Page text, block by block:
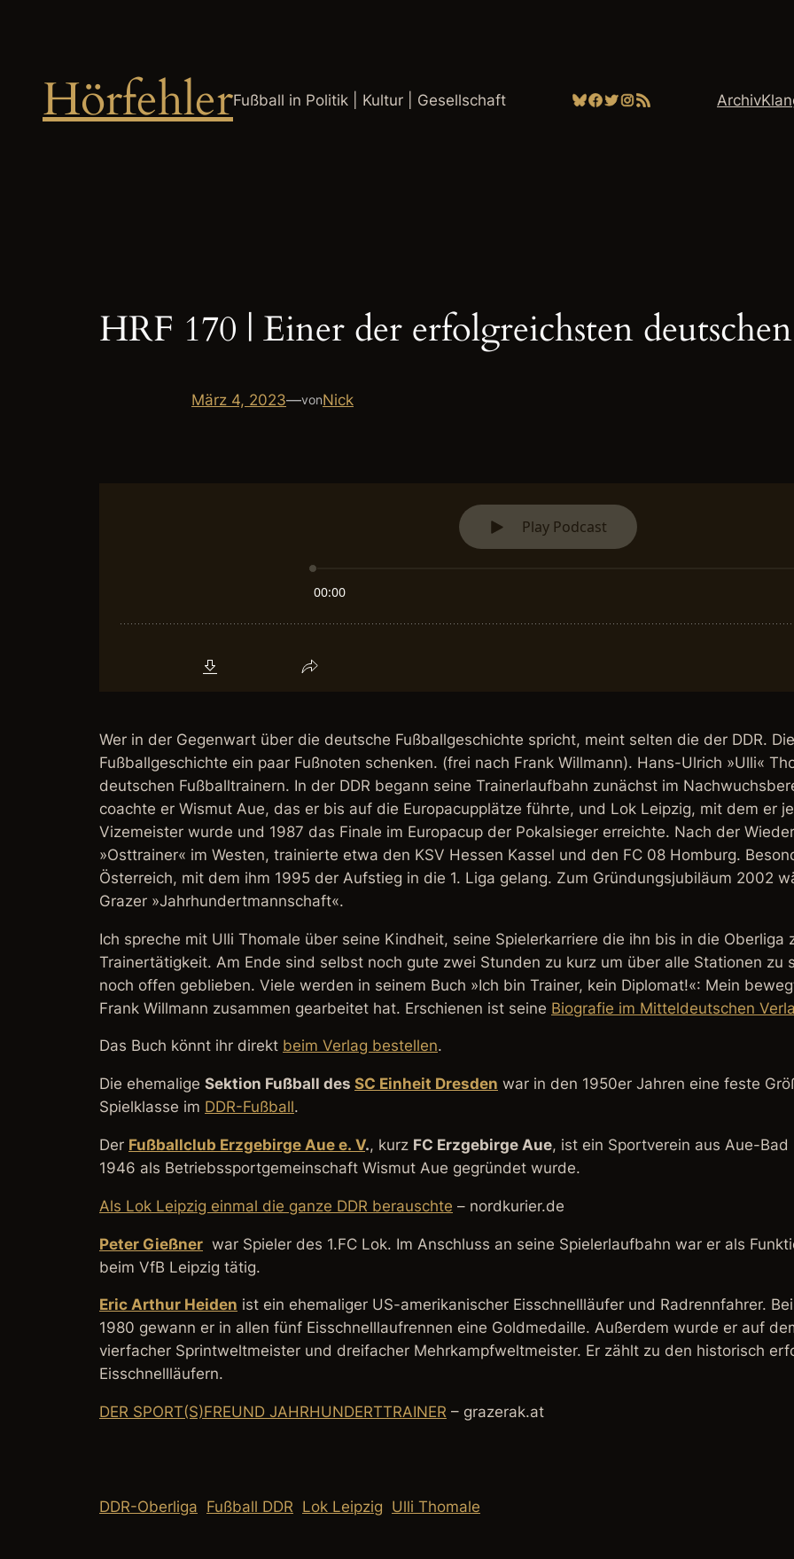
HörfehlerFußball in Politik | Kultur | Gesellschaft Bluesky
Facebook
Twitter
Instagram
RSS-Feed Archiv
HRF 170 | Einer der erfolgreichsten
März 4, 2023—vonNick
Wer in der Gegenwart über die deutsche Fußballgeschichte spricht, meint selten die der DDR.
Fußballgeschichte ein paar Fußnoten schenken. (frei nach Frank Willmann). Hans-Ulrich »Ulli«
deutschen Fußballtrainern. In der DDR begann seine Trainerlaufbahn zunächst im
coachte er Wismut Aue, das er bis auf die Europacupplätze führte, und Lok Leipzig, mit dem er
Vizemeister wurde und 1987 das Finale im Europacup der Pokalsieger erreichte. Nach der
»Osttrainer« im Westen, trainierte etwa den KSV Hessen Kassel und den FC 08 Homburg.
Österreich, mit dem ihm 1995 der Aufstieg in die 1. Liga gelang. Zum Gründungsjubiläum 2002
Grazer »Jahrhundertmannschaft«.
Ich spreche mit Ulli Thomale über seine Kindheit, seine Spielerkarriere die ihn bis in die
Trainertätigkeit. Am Ende sind selbst noch gute zwei Stunden zu kurz um über alle Stationen zu
noch offen geblieben. Viele werden in seinem Buch »Ich bin Trainer, kein Diplomat!«: Mein
Frank Willmann zusammen gearbeitet hat. Erschienen ist seine Biografie im Mitteldeutschen
Das Buch könnt ihr direkt beim Verlag bestellen.
Die ehemalige Sektion Fußball des SC Einheit Dresden war in den 1950er Jahren eine feste
Spielklasse im DDR-Fußball.
Der Fußballclub Erzgebirge Aue e. V., kurz FC Erzgebirge Aue, ist ein Sportverein aus Aue-
1946 als Betriebssportgemeinschaft Wismut Aue gegründet wurde.
Als Lok Leipzig einmal die ganze DDR berauschte – nordkurier.de
Peter Gießner war Spieler des 1.FC Lok. Im Anschluss an seine Spielerlaufbahn war er als
beim VfB Leipzig tätig.
Eric Arthur Heiden ist ein ehemaliger US-amerikanischer Eisschnellläufer und Radrennfahrer.
1980 gewann er in allen fünf Eisschnelllaufrennen eine Goldmedaille. Außerdem wurde er auf
vierfacher Sprintweltmeister und dreifacher Mehrkampfweltmeister. Er zählt zu den historisch
Eisschnellläufern.
DER SPORT(S)FREUND JAHRHUNDERTTRAINER – grazerak.at
DDR-Oberliga Fußball DDR Lok Leipzig Ulli Thomale